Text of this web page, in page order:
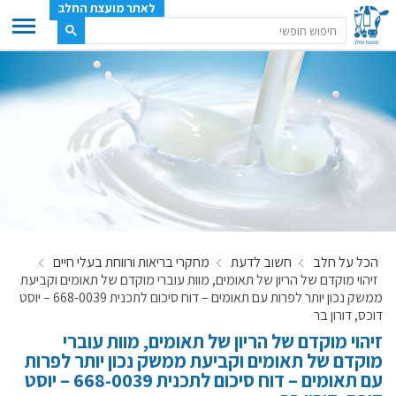
ענף החלב
מועצת החלב
משק החלב
תעשיית החלב
רשימת המחלבות
לאתר יצרני החלב
מחלקות המועצה, עיקרי עיסוקן
מפת הרפתות, הדירים והמחלבות
רשימת טלפונים – מועצת החלב
לאתר מועצת החלב
הכל על חלב חשוב לדעת
מחקרי בריאות ורווחת בעלי חיים
זיהוי מוקדם של הריון של תאומים, מוות עוברי מוקדם של תאומים וקביעת
ממשק נכון יותר לפרות עם תאומים – דוח סיכום לתכנית 668-0039 – יוסט
דוכס, דורון בר
זיהוי מוקדם של הריון של תאומים, מוות עוברי
מוקדם של תאומים וקביעת ממשק נכון יותר לפרות
עם תאומים – דוח סיכום לתכנית 668-0039 – יוסט